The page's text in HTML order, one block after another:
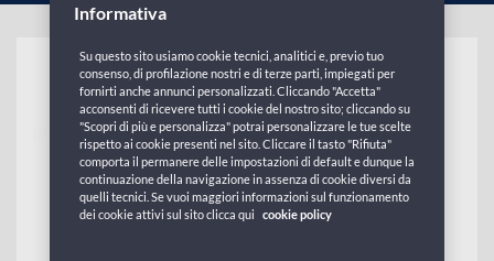
myGNV Club
Informativa
Su questo sito usiamo cookie tecnici, analitici e, previo tuo
consenso, di profilazione nostri e di terze parti, impiegati per
fornirti anche annunci personalizzati. Cliccando "Accetta"
acconsenti di ricevere tutti i cookie del nostro sito; cliccando su
"Scopri di più e personalizza" potrai personalizzare le tue scelte
rispetto ai cookie presenti nel sito. Cliccare il tasto "Rifiuta"
comporta il permanere delle impostazioni di default e dunque la
continuazione della navigazione in assenza di cookie diversi da
quelli tecnici. Se vuoi maggiori informazioni sul funzionamento
dei cookie attivi sul sito clicca qui
cookie policy